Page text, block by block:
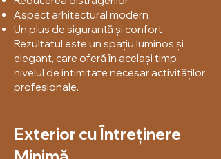
Aspect arhitectural modern
Un plus de siguranță și confort
Rezultatul este un spațiu luminos și
elegant, care oferă în același timp
nivelul de intimitate necesar activităților
profesionale.
Exterior cu Întreținere